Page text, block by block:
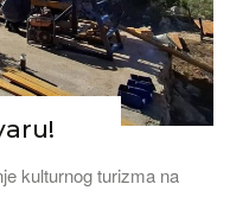
kulturnog turizma na